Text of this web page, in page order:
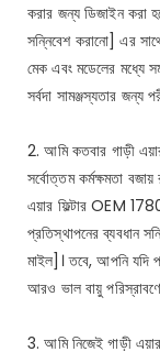
করার জন্য ডিজাইন করা
সন্নিবেশ করানো] এর সাথে
মেক এবং মডেলের মধ্যে
সর্বদা সামঞ্জস্যতার জন্য
2. আমি কতবার গাড়ী
সর্বোত্তম কর্মক্ষমতা
এয়ার ফিল্টার OEM
প্রতিস্থাপনের ব্যবধান
মাইল]। তবে, আপনি যদি
আরও ভাল বায়ু
3. আমি নিজেই গাড়ী